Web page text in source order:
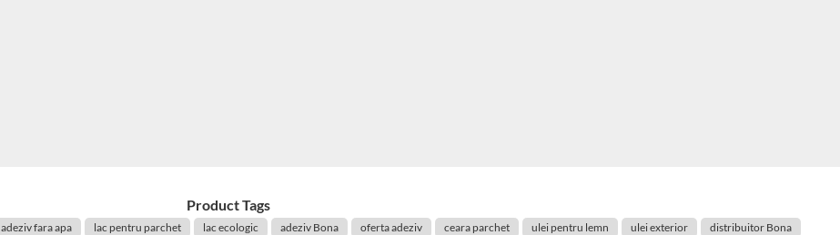
Product Tags
adeziv fara apa lac pentru parchet lac ecologic adeziv Bona oferta adeziv ceara parchet ulei pentru lemn ulei exterior
distribuitor Bona